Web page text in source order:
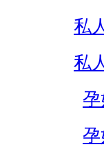
私
私
孕